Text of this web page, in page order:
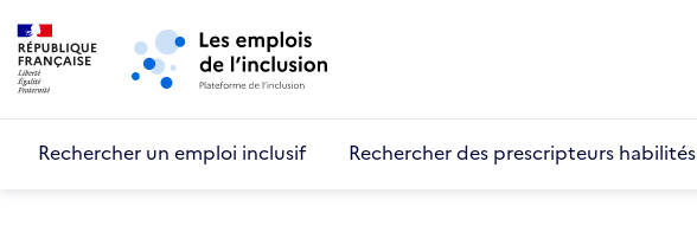
Aller au menu principal
Rechercher un emploi inclusif Rechercher des prescripteurs habilités